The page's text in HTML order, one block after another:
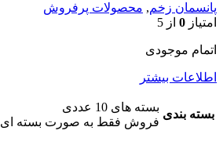
پانسمان زخم, محصولات پرفروش
امتیاز 0 از 5
اتمام موجودی
اطلاعات بیشتر
بسته بندی
بسته های 10 عددی
فروش فقط به صورت بسته ای